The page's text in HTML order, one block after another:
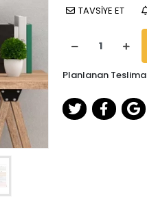
TAVSİYE ET
Planlanan